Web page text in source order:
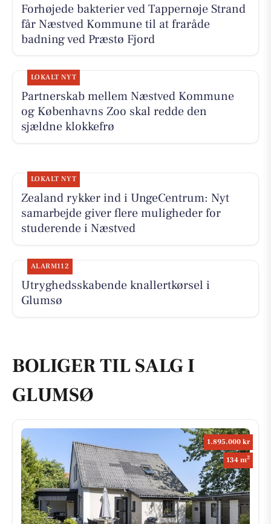
Forhøjede bakterier ved Tappernøje Strand
får Næstved Kommune til at fraråde
badning ved Præstø Fjord
LOKALT NYT
Partnerskab mellem Næstved Kommune
og Københavns Zoo skal redde den
sjældne klokkefrø
LOKALT NYT
Zealand rykker ind i UngeCentrum: Nyt
samarbejde giver flere muligheder for
studerende i Næstved
ALARM112
Utryghedsskabende knallertkørsel i
Glumsø
BOLIGER TIL SALG I
GLUMSØ
1.895.000 kr
134 m2